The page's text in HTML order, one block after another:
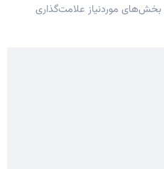
بخش‌های موردنیاز علامت‌گذاری